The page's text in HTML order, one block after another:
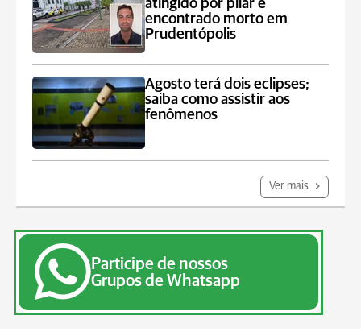
atingido por pilar é
encontrado morto em
Prudentópolis
Agosto terá dois eclipses;
saiba como assistir aos
fenômenos
Ver mais
Participe de nossos
Grupos de Whatsapp